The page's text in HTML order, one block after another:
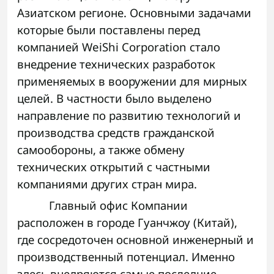
Азиатском регионе. Основными задачами
которые были поставлены перед
компанией WeiShi Corporation стало
внедрение технических разработок
применяемых в вооружении для мирных
целей. В частности было выделено
направление по развитию технологий и
производства средств гражданской
самообороны, а также обмену
технических открытий с частными
компаниями других стран мира.
Главный офис Компании
расположен в городе Гуанчжоу (Китай),
где сосредоточен основной инженерный и
производственный потенциал. Именно